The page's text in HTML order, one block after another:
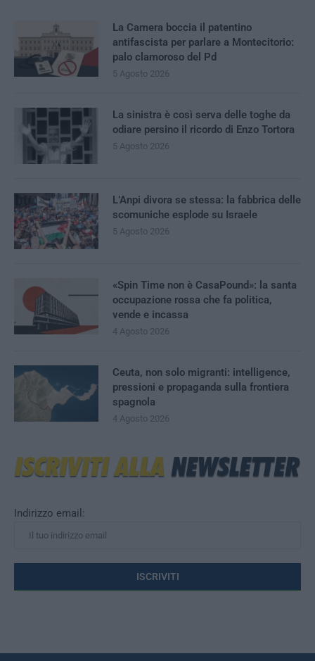
Indirizzo email:
La Camera boccia il patentino
antifascista per parlare a Montecitorio:
palo clamoroso del Pd
5 Agosto 2026
La sinistra è così serva delle toghe da
odiare persino il ricordo di Enzo Tortora
5 Agosto 2026
L’Anpi divora se stessa: la fabbrica delle
scomuniche esplode su Israele
5 Agosto 2026
«Spin Time non è CasaPound»: la santa
occupazione rossa che fa politica,
vende e incassa
4 Agosto 2026
Ceuta, non solo migranti: intelligence,
pressioni e propaganda sulla frontiera
spagnola
4 Agosto 2026